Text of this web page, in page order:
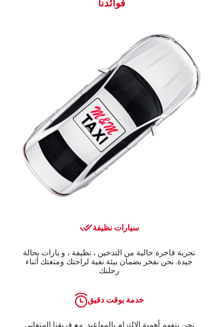
فوائدنا
سيارات نظيفة
تجربة فاخرة خالية من التدخين ، نظيفة ، و يارات بحالة
جيدة. نحن نفخر بضمان بيئة نقية لراحتك ومتعتك أثناء
رحلتك
خدمة بوقت دقيق
نحن نتفهم أهمية الالتزام بالمواعيد. مع فريقنا المتفاني